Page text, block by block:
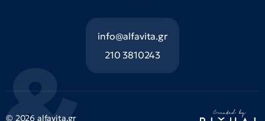
info@alfavita.gr
210 3810243
© 2026 alfavita.gr